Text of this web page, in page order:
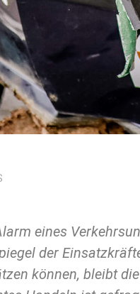
eines
der
können, bleibt
dass man richtig